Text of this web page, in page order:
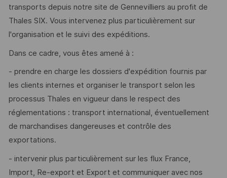
transports depuis notre site de Gennevilliers au profit de
Thales SIX. Vous intervenez plus particulièrement sur
l'organisation et le suivi des expéditions.
Dans ce cadre, vous êtes amené à :
- prendre en charge les dossiers d'expédition fournis par
les clients internes et organiser le transport selon les
processus Thales en vigueur dans le respect des
réglementations : transport international, éventuellement
de marchandises dangereuses et contrôle des
exportations.
- intervenir plus particulièrement sur les flux France,
Import, Re-export et Export et communiquer avec nos